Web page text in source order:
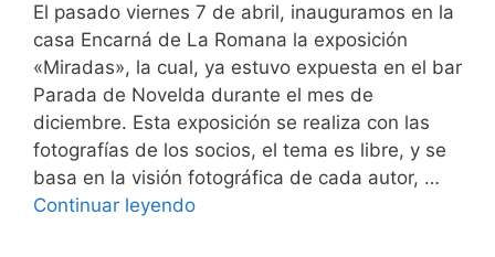
El pasado viernes 7 de abril, inauguramos en la
casa Encarná de La Romana la exposición
«Miradas», la cual, ya estuvo expuesta en el bar
Parada de Novelda durante el mes de
diciembre. Esta exposición se realiza con las
fotografías de los socios, el tema es libre, y se
basa en la visión fotográfica de cada autor, …
Continuar leyendo